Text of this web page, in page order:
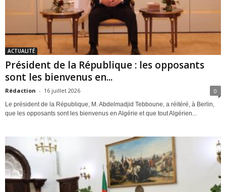
ACTUALITÉ
Président de la République : les opposants
sont les bienvenus en...
Rédaction - 16 juillet 2026 0
Le président de la République, M. Abdelmadjid Tebboune, a réitéré, à Berlin,
que les opposants sont les bienvenus en Algérie et que tout Algérien...